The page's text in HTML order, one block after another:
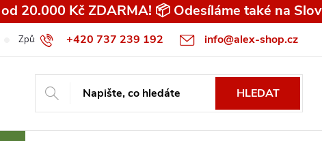
20.000 Kč ZDARMA! 📦 Odesíláme také na
+420 737 239 192 info@alex-shop.cz
Způsob dopravy Všeobecné obchodní podmínky pro spotřebitele
HLEDAT